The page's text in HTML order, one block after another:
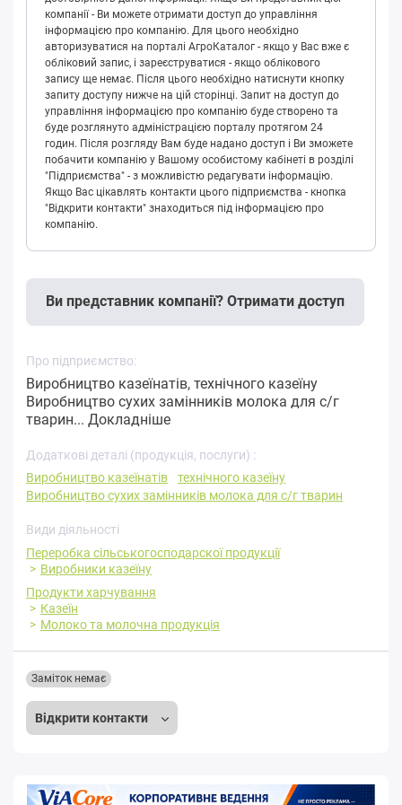
компанії - Ви можете отримати доступ до управління
інформацією про компанію. Для цього необхідно
авторизуватися на порталі АгроКаталог - якщо у Вас вже є
обліковий запис, і зареєструватися - якщо облікового
запису ще немає. Після цього необхідно натиснути кнопку
запиту доступу нижче на цій сторінці. Запит на доступ до
управління інформацією про компанію буде створено та
буде розглянуто адміністрацією порталу протягом 24
годин. Після розгляду Вам буде надано доступ і Ви зможете
побачити компанію у Вашому особистому кабінеті в розділі
"Підприємства" - з можливістю редагувати інформацію.
Якщо Вас цікавлять контакти цього підприємства - кнопка
"Відкрити контакти" знаходиться під інформацією про
компанію.
Ви представник компанії? Отримати доступ
Про підприємство:
Виробництво казеїнатів, технічного казеїну
Виробництво сухих замінників молока для с/г
тварин... Докладніше
Додаткові деталі (продукція, послуги) :
Виробництво казеїнатів
технічного казеїну
Виробництво сухих замінників молока для с/г тварин
Види діяльності
Переробка cільськогосподарскої продукції
Виробники казеїну
Продукти харчування
Казеїн
Молоко та молочна продукція
Відкрити контакти
Заміток немає